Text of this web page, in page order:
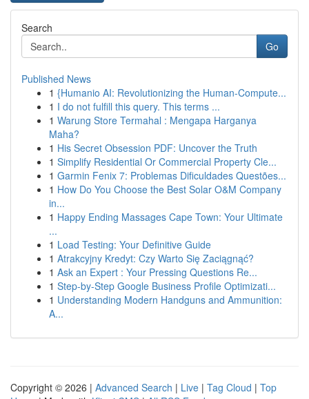
Search
Go
Published News
1 {Humanio AI: Revolutionizing the Human-Compute...
1 I do not fulfill this query. This terms ...
1 Warung Store Termahal : Mengapa Harganya
Maha?
1 His Secret Obsession PDF: Uncover the Truth
1 Simplify Residential Or Commercial Property Cle...
1 Garmin Fenix 7: Problemas Dificuldades Questões...
1 How Do You Choose the Best Solar O&M Company
in...
1 Happy Ending Massages Cape Town: Your Ultimate
...
1 Load Testing: Your Definitive Guide
1 Atrakcyjny Kredyt: Czy Warto Się Zaciągnąć?
1 Ask an Expert : Your Pressing Questions Re...
1 Step-by-Step Google Business Profile Optimizati...
1 Understanding Modern Handguns and Ammunition:
A...
Copyright © 2026 | Advanced Search | Live | Tag Cloud | Top